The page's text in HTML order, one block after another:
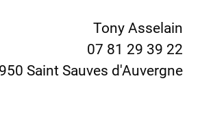
Tony Asselain
07 81 29 39 22
Saint Sauves d'Auvergne